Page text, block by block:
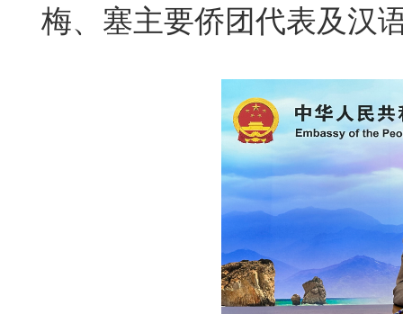
梅、塞主要侨团代表及汉